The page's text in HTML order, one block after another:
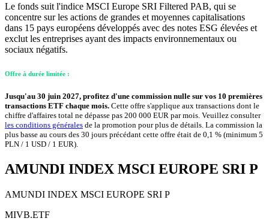
Le fonds suit l'indice MSCI Europe SRI Filtered PAB, qui se
concentre sur les actions de grandes et moyennes capitalisations
dans 15 pays européens développés avec des notes ESG élevées et
exclut les entreprises ayant des impacts environnementaux ou
sociaux négatifs.
Offre à durée limitée :
Jusqu'au 30 juin 2027, profitez d'une commission nulle sur vos 10 premières
transactions ETF chaque mois. Cette offre s'applique aux transactions dont le
chiffre d'affaires total ne dépasse pas 200 000 EUR par mois. Veuillez consulter
les conditions générales de la promotion pour plus de détails. La commission la
plus basse au cours des 30 jours précédant cette offre était de 0,1 % (minimum 5
PLN / 1 USD / 1 EUR).
AMUNDI INDEX MSCI EUROPE SRI P
AMUNDI INDEX MSCI EUROPE SRI P
MIVB.ETF